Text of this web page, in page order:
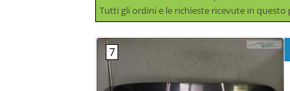
Tutti gli ordini e le richieste ricevute in